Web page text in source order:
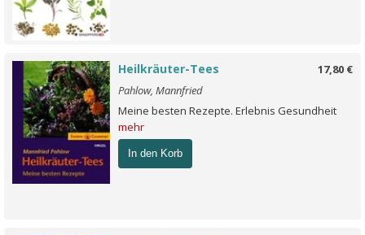
17,80 €
Heilkräuter-Tees
Pahlow, Mannfried
Meine besten Rezepte. Erlebnis Gesundheit
mehr
In den Korb